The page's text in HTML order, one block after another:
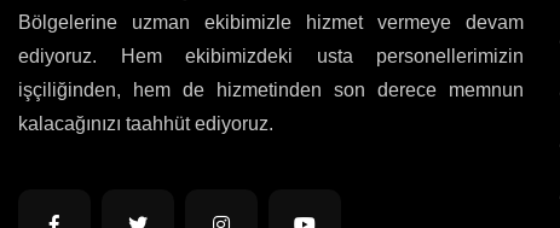
Bölgelerine uzman ekibimizle hizmet vermeye devam
ediyoruz. Hem ekibimizdeki usta personellerimizin
işçiliğinden, hem de hizmetinden son derece memnun
kalacağınızı taahhüt ediyoruz.